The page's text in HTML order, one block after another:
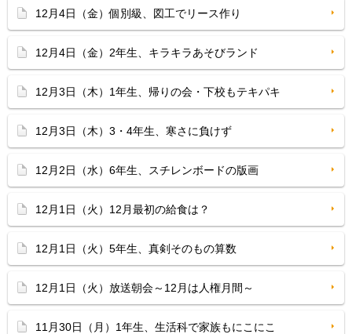
12月4日（金）個別級、図工でリース作り
12月4日（金）2年生、キラキラあそびランド
12月3日（木）1年生、帰りの会・下校もテキパキ
12月3日（木）3・4年生、寒さに負けず
12月2日（水）6年生、スチレンボードの版画
12月1日（火）12月最初の給食は？
12月1日（火）5年生、真剣そのもの算数
12月1日（火）放送朝会～12月は人権月間～
11月30日（月）1年生、生活科で家族もにこにこ